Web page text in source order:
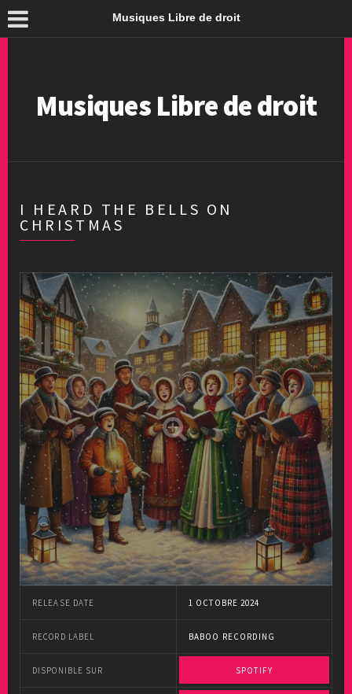
Musiques Libre de droit
Musiques Libre de droit
I HEARD THE BELLS ON
CHRISTMAS
RELEASE DATE 1 OCTOBRE 2024
RECORD LABEL BABOO RECORDING
DISPONIBLE SUR SPOTIFY